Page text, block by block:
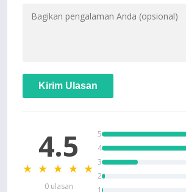
Kirim Ulasan
4.5
★ ★ ★ ★ ★
0 ulasan
5
4
3
2
1